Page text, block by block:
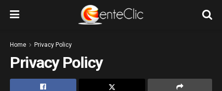
Home Privacy Policy
Privacy Policy